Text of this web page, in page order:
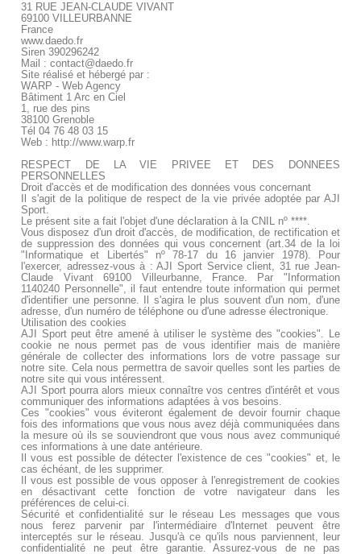
31 RUE JEAN-CLAUDE VIVANT
69100 VILLEURBANNE
France
www.daedo.fr
Siren 390296242
Mail :contact@daedo.fr
Site réalisé et hébergé par :
WARP - Web Agency
Bâtiment 1 Arc en Ciel
1, rue des pins
38100 Grenoble
Tél 04 76 48 03 15
Web : http://www.warp.fr
RESPECT DE LA VIE PRIVEE ET DES DONNEES
PERSONNELLES
Droit d'accès et de modification des données vous concernant
Il s'agit de la politique de respect de la vie privée adoptée par AJI
Sport.
Le présent site a fait l'objet d'une déclaration à la CNIL nº ****.
Vous disposez d'un droit d'accès, de modification, de rectification et
de suppression des données qui vous concernent (art.34 de la loi
"Informatique et Libertés" nº 78-17 du 16 janvier 1978). Pour
l'exercer, adressez-vous à : AJI Sport Service client, 31 rue Jean-
Claude Vivant 69100 Villeurbanne, France. Par "Information
1140240 Personnelle", il faut entendre toute information qui permet
d'identifier une personne. Il s'agira le plus souvent d'un nom, d'une
adresse, d'un numéro de téléphone ou d'une adresse électronique.
Utilisation des cookies
AJI Sport peut être amené à utiliser le système des "cookies". Le
cookie ne nous permet pas de vous identifier mais de manière
générale de collecter des informations lors de votre passage sur
notre site. Cela nous permettra de savoir quelles sont les parties de
notre site qui vous intéressent.
AJI Sport pourra alors mieux connaître vos centres d'intérêt et vous
communiquer des informations adaptées à vos besoins.
Ces "cookies" vous éviteront également de devoir fournir chaque
fois des informations que vous nous avez déjà communiquées dans
la mesure où ils se souviendront que vous nous avez communiqué
ces informations à une date antérieure.
Il vous est possible de détecter l'existence de ces "cookies" et, le
cas échéant, de les supprimer.
Il vous est possible de vous opposer à l'enregistrement de cookies
en désactivant cette fonction de votre navigateur dans les
préférences de celui-ci.
Sécurité et confidentialité sur le réseau Les messages que vous
nous ferez parvenir par l'intermédiaire d'Internet peuvent être
interceptés sur le réseau. Jusqu'à ce qu'ils nous parviennent, leur
confidentialité ne peut être garantie. Assurez-vous de ne pas